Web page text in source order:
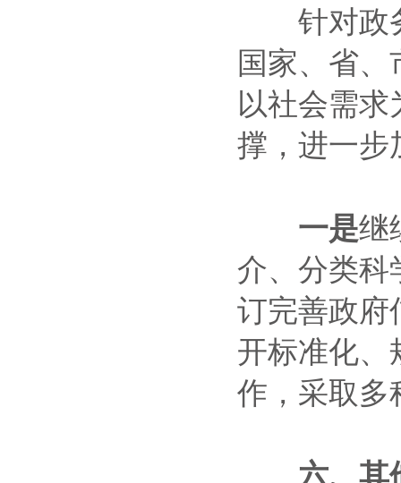
针对政务
国家、省
以社会需
撑，进一步
一是继
介、分类科
订完善政府
开标准化、
作，采取多
六、其他